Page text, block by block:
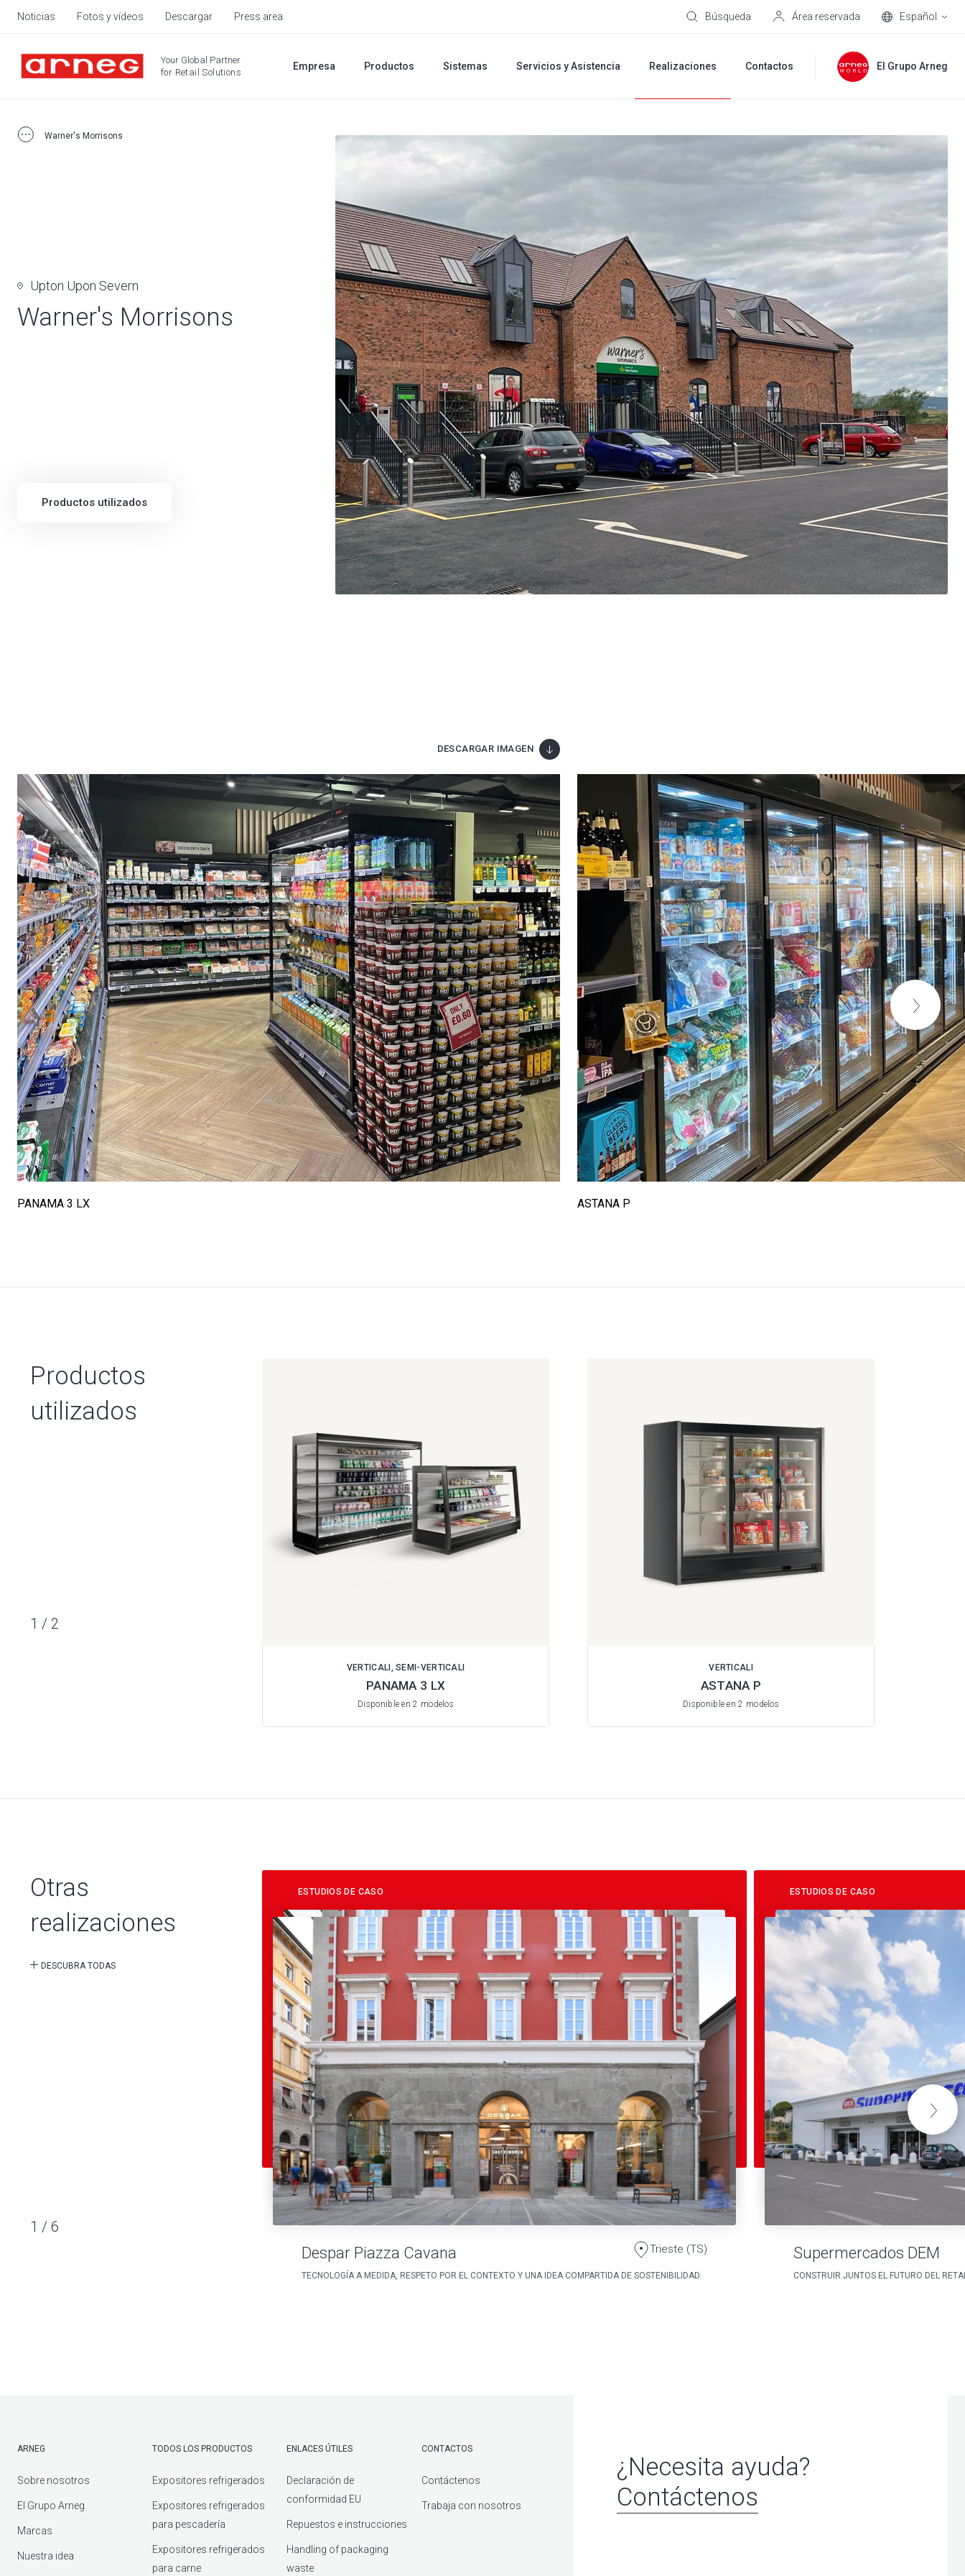
Noticias Fotos y vídeos Descargar Press area Búsqueda Área reservada Español
Your Global Partner
for Retail Solutions
Empresa Productos Sistemas Servicios y Asistencia Realizaciones Contactos El Grupo Arneg
Warner's Morrisons
Upton Upon Severn
Warner's Morrisons
Productos utilizados
DESCARGAR IMAGEN
PANAMA 3 LX ASTANA P
Productos
utilizados
1 / 2
VERTICALI, SEMI-VERTICALI
PANAMA 3 LX
Disponible en 2 modelos
VERTICALI
ASTANA P
Disponible en 2 modelos
Otras
realizaciones
DESCUBRA TODAS
1 / 6
ESTUDIOS DE CASO
Despar Piazza Cavana Trieste (TS)
TECNOLOGÍA A MEDIDA, RESPETO POR EL CONTEXTO Y UNA IDEA COMPARTIDA DE SOSTENIBILIDAD.
ESTUDIOS DE CASO
Supermercados DEM
CONSTRUIR JUNTOS EL FUTURO DEL
ARNEG
Sobre nosotros
El Grupo Arneg
Marcas
Nuestra idea
TODOS LOS PRODUCTOS
Expositores refrigerados
Expositores refrigerados
para pescadería
Expositores refrigerados
para carne
ENLACES ÚTILES
Declaración de
conformidad EU
Repuestos e instrucciones
Handling of packaging
waste
CONTACTOS
Contáctenos
Trabaja con nosotros
¿Necesita ayuda?
Contáctenos